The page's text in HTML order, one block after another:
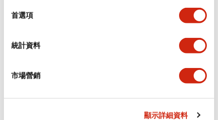
首選項
統計資料
市場營銷
顯示詳細資料
審美規範